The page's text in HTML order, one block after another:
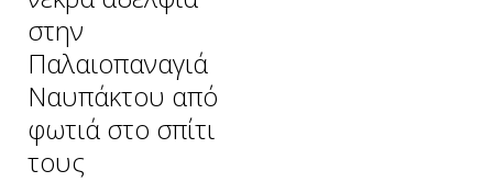
στην
Παλαιοπαναγιά
Ναυπάκτου από
φωτιά στο σπίτι
τους